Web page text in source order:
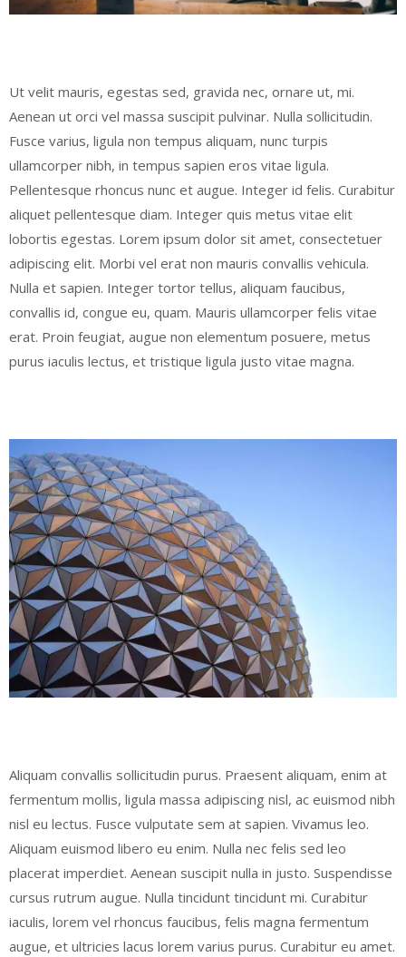
Ut velit mauris, egestas sed, gravida nec, ornare ut, mi.
Aenean ut orci vel massa suscipit pulvinar. Nulla sollicitudin.
Fusce varius, ligula non tempus aliquam, nunc turpis
ullamcorper nibh, in tempus sapien eros vitae ligula.
Pellentesque rhoncus nunc et augue. Integer id felis. Curabitur
aliquet pellentesque diam. Integer quis metus vitae elit
lobortis egestas. Lorem ipsum dolor sit amet, consectetuer
adipiscing elit. Morbi vel erat non mauris convallis vehicula.
Nulla et sapien. Integer tortor tellus, aliquam faucibus,
convallis id, congue eu, quam. Mauris ullamcorper felis vitae
erat. Proin feugiat, augue non elementum posuere, metus
purus iaculis lectus, et tristique ligula justo vitae magna.
Aliquam convallis sollicitudin purus. Praesent aliquam, enim at
fermentum mollis, ligula massa adipiscing nisl, ac euismod nibh
nisl eu lectus. Fusce vulputate sem at sapien. Vivamus leo.
Aliquam euismod libero eu enim. Nulla nec felis sed leo
placerat imperdiet. Aenean suscipit nulla in justo. Suspendisse
cursus rutrum augue. Nulla tincidunt tincidunt mi. Curabitur
iaculis, lorem vel rhoncus faucibus, felis magna fermentum
augue, et ultricies lacus lorem varius purus. Curabitur eu amet.